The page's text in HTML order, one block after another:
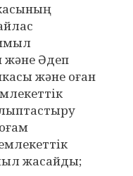
және Әдеп
және оған
жасайды;